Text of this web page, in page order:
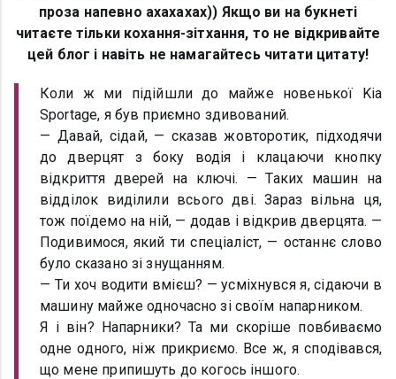
проза напевно ахахахах)) Якщо ви на букнеті
читаєте тільки кохання-зітхання, то не відкривайте
цей блог і навіть не намагайтесь читати цитату!
Коли ж ми підійшли до майже новенької Kia
Sportage, я був приємно здивований.
— Давай, сідай, — сказав жовторотик, підходячи
до дверцят з боку водія і клацаючи кнопку
відкриття дверей на ключі. — Таких машин на
відділок виділили всього дві. Зараз вільна ця,
тож поїдемо на ній, — додав і відкрив дверцята. —
Подивимося, який ти спеціаліст, — останнє слово
було сказано зі знущанням.
— Ти хоч водити вмієш? — усміхнувся я, сідаючи в
машину майже одночасно зі своїм напарником.
Я і він? Напарники? Та ми скоріше повбиваємо
одне одного, ніж прикриємо. Все ж, я сподівався,
що мене припишуть до когось іншого.